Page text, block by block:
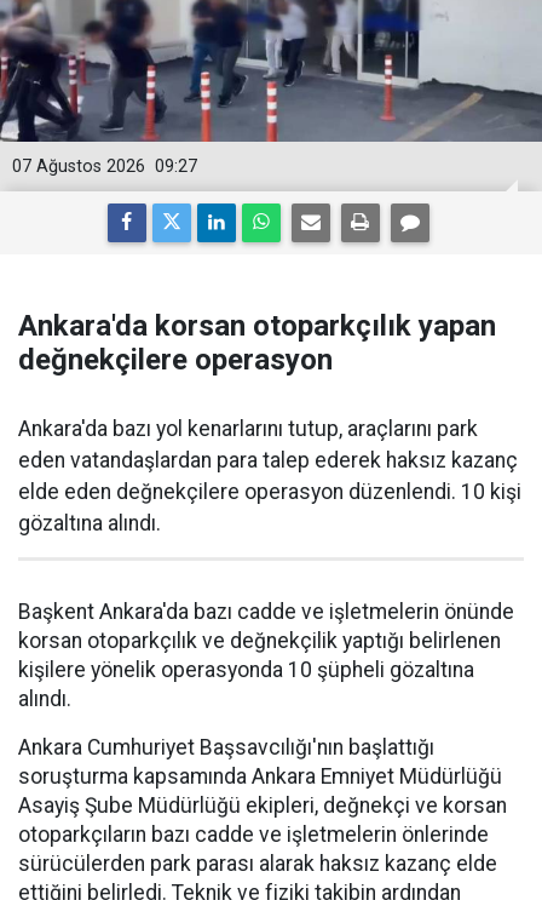
09:27
07 Ağustos 2026
Ankara'da korsan otoparkçılık yapan
değnekçilere operasyon
Ankara'da bazı yol kenarlarını tutup, araçlarını park
eden vatandaşlardan para talep ederek haksız kazanç
elde eden değnekçilere operasyon düzenlendi. 10 kişi
gözaltına alındı.
Başkent Ankara'da bazı cadde ve işletmelerin önünde
korsan otoparkçılık ve değnekçilik yaptığı belirlenen
kişilere yönelik operasyonda 10 şüpheli gözaltına
alındı.
Ankara Cumhuriyet Başsavcılığı'nın başlattığı
soruşturma kapsamında Ankara Emniyet Müdürlüğü
Asayiş Şube Müdürlüğü ekipleri, değnekçi ve korsan
otoparkçıların bazı cadde ve işletmelerin önlerinde
sürücülerden park parası alarak haksız kazanç elde
ettiğini belirledi. Teknik ve fiziki takibin ardından